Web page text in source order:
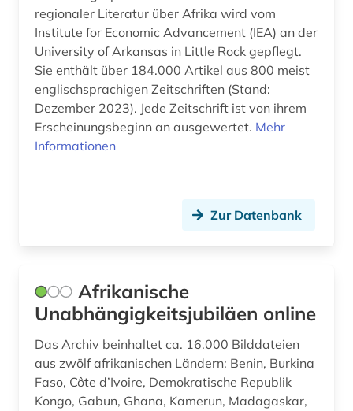
corona (1)
das gewicht der welt (1)
daten (1)
demotisch (1)
der sturm (1)
deutschland (6)
dialekt (5)
regionaler Literatur über Afrika wird vom
Institute for Economic Advancement (IEA) an der
University of Arkansas in Little Rock gepflegt.
Sie enthält über 184.000 Artikel aus 800 meist
englischsprachigen Zeitschriften (Stand:
Dezember 2023). Jede Zeitschrift ist von ihrem
Erscheinungsbeginn an ausgewertet. Mehr
Informationen
Zur Datenbank
Afrikanische
Unabhängigkeitsjubiläen online
Das Archiv beinhaltet ca. 16.000 Bilddateien
aus zwölf afrikanischen Ländern: Benin, Burkina
Faso, Côte d’Ivoire, Demokratische Republik
Kongo, Gabun, Ghana, Kamerun, Madagaskar,